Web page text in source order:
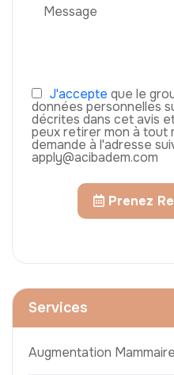
J'accepte que le
données personnelles
décrites dans cet avis
peux retirer mon à tout
demande à l'adresse
apply@acibadem.com
Prenez
Services
Augmentation Mammaire